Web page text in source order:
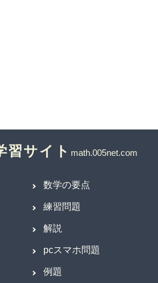
習サイト
数学の要点
練習問題
解説
pcスマホ問題
例題